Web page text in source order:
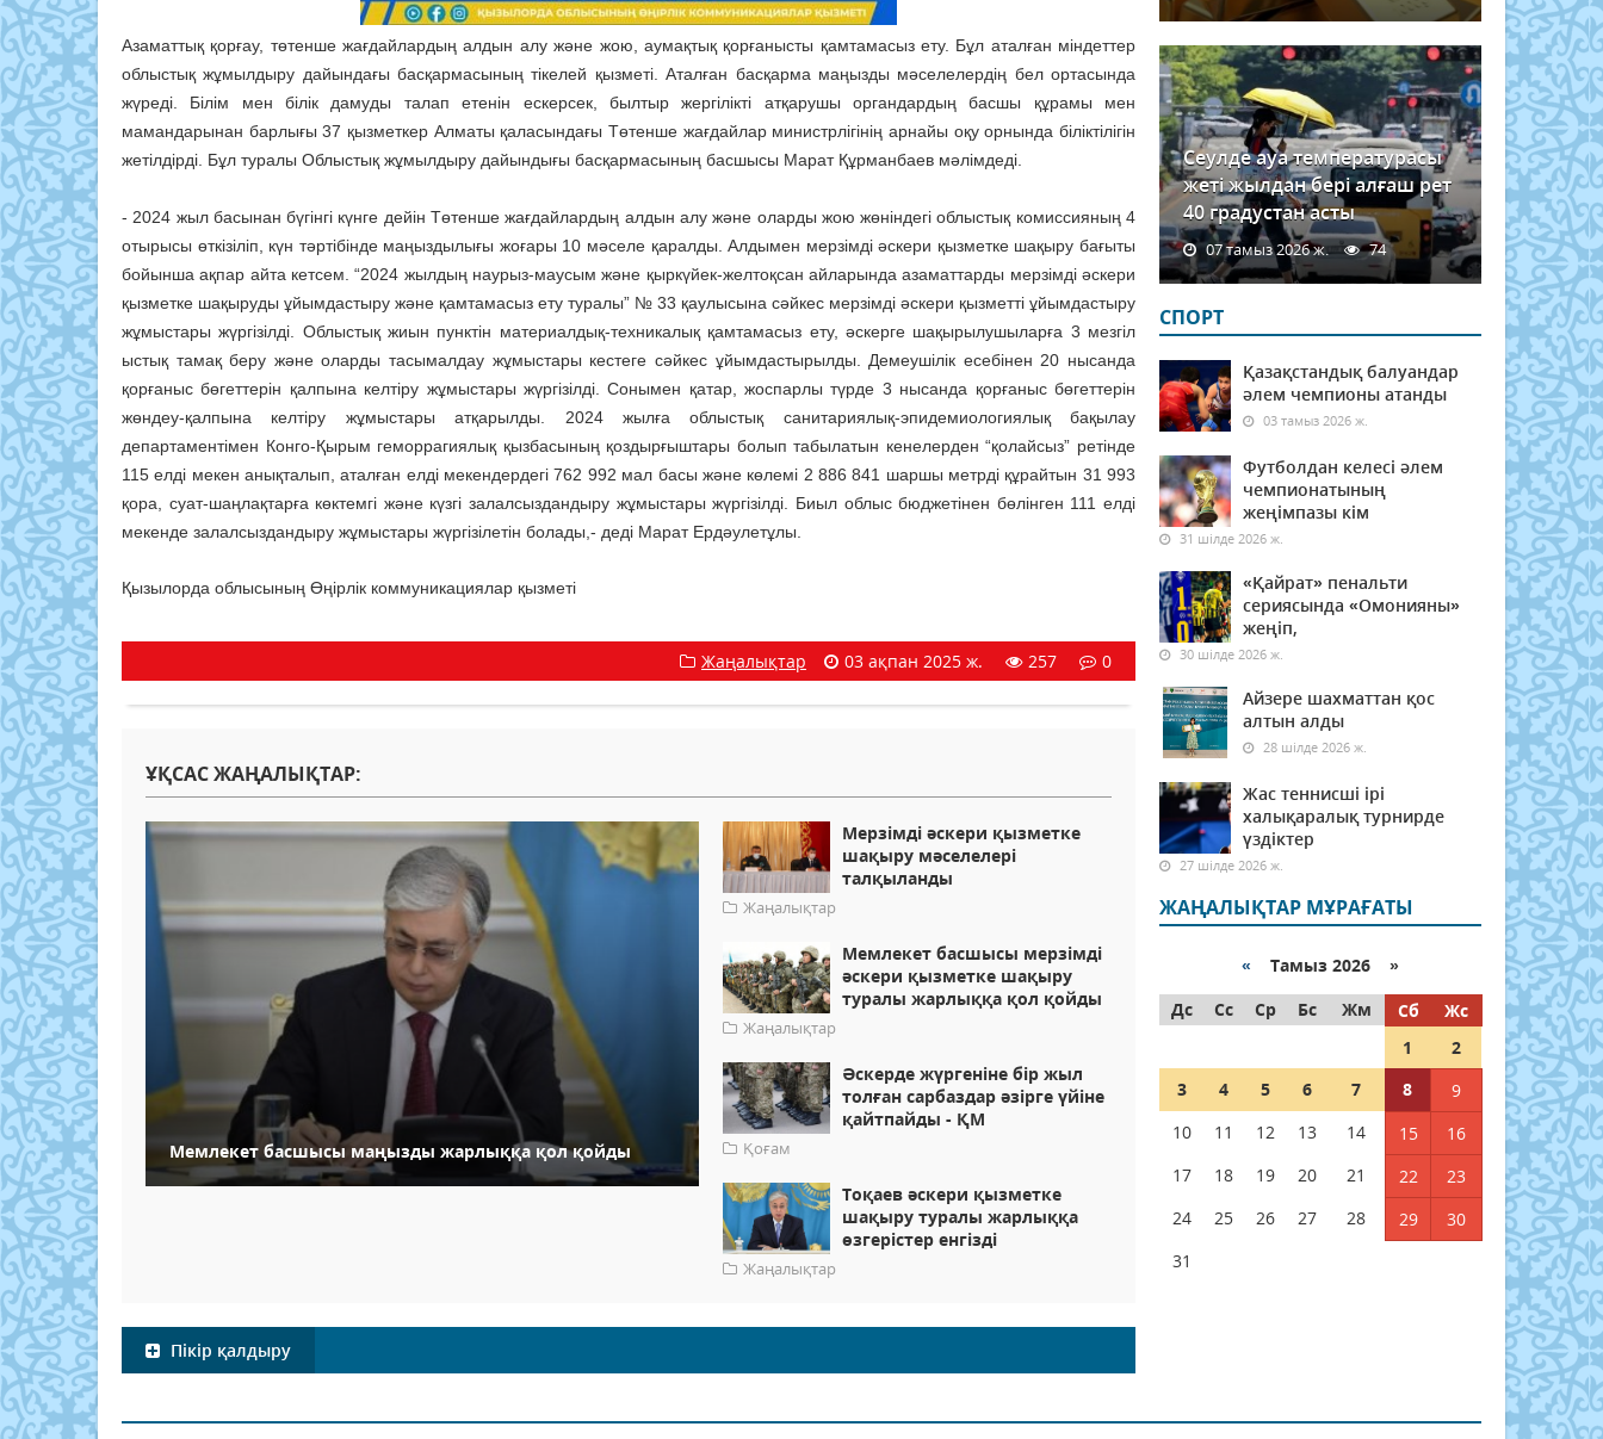
Азаматтық қорғау, төтенше жағдайлардың алдын алу және жою, аумақтық қорғанысты қамтамасыз ету. Бұл аталған міндеттер
облыстық жұмылдыру дайындағы басқармасының тікелей қызметі. Аталған басқарма маңызды мәселелердің бел ортасында
жүреді. Білім мен білік дамуды талап етенін ескерсек, былтыр жергілікті атқарушы органдардың басшы құрамы мен
мамандарынан барлығы 37 қызметкер Алматы қаласындағы Төтенше жағдайлар министрлігінің арнайы оқу орнында біліктілігін
жетілдірді. Бұл туралы Облыстық жұмылдыру дайындығы басқармасының басшысы Марат Құрманбаев мәлімдеді.
- 2024 жыл басынан бүгінгі күнге дейін Төтенше жағдайлардың алдын алу және оларды жою жөніндегі облыстық комиссияның 4
отырысы өткізіліп, күн тәртібінде маңыздылығы жоғары 10 мәселе қаралды. Алдымен мерзімді әскери қызметке шақыру бағыты
бойынша ақпар айта кетсем. “2024 жылдың наурыз-маусым және қыркүйек-желтоқсан айларында азаматтарды мерзімді әскери
қызметке шақыруды ұйымдастыру және қамтамасыз ету туралы” № 33 қаулысына сәйкес мерзімді әскери қызметті ұйымдастыру
жұмыстары жүргізілді. Облыстық жиын пунктін материалдық-техникалық қамтамасыз ету, әскерге шақырылушыларға 3 мезгіл
ыстық тамақ беру және оларды тасымалдау жұмыстары кестеге сәйкес ұйымдастырылды. Демеушілік есебінен 20 нысанда
қорғаныс бөгеттерін қалпына келтіру жұмыстары жүргізілді. Сонымен қатар, жоспарлы түрде 3 нысанда қорғаныс бөгеттерін
жөндеу-қалпына келтіру жұмыстары атқарылды. 2024 жылға облыстық санитариялық-эпидемиологиялық бақылау
департаментімен Конго-Қырым геморрагиялық қызбасының қоздырғыштары болып табылатын кенелерден “қолайсыз” ретінде
115 елді мекен анықталып, аталған елді мекендердегі 762 992 мал басы және көлемі 2 886 841 шаршы метрді құрайтын 31 993
қора, суат-шаңлақтарға көктемгі және күзгі залалсыздандыру жұмыстары жүргізілді. Биыл облыс бюджетінен бөлінген 111 елді
мекенде залалсыздандыру жұмыстары жүргізілетін болады,- деді Марат Ердәулетұлы.
Қызылорда облысының Өңірлік коммуникациялар қызметі
Жаңалықтар 03 ақпан 2025 ж. 257 0
ҰҚСАС ЖАҢАЛЫҚТАР:
Мемлекет басшысы маңызды жарлыққа қол қойды
Мерзімді әскери қызметке
шақыру мәселелері
талқыланды
Жаңалықтар
Мемлекет басшысы мерзімді
әскери қызметке шақыру
туралы жарлыққа қол қойды
Жаңалықтар
Әскерде жүргеніне бір жыл
толған сарбаздар әзірге үйіне
қайтпайды - ҚМ
Қоғам
Тоқаев әскери қызметке
шақыру туралы жарлыққа
өзгерістер енгізді
Жаңалықтар
Пікір қалдыру
Сеулде ауа температурасы
жеті жылдан бері алғаш рет
40 градустан асты
07 тамыз 2026 ж. 74
СПОРТ
Қазақстандық балуандар
әлем чемпионы атанды
03 тамыз 2026 ж.
Футболдан келесі әлем
чемпионатының
жеңімпазы кім
31 шілде 2026 ж.
«Қайрат» пенальти
сериясында «Омонияны»
жеңіп,
30 шілде 2026 ж.
Айзере шахматтан қос
алтын алды
28 шілде 2026 ж.
Жас теннисші ірі
халықаралық турнирде
үздіктер
27 шілде 2026 ж.
ЖАҢАЛЫҚТАР МҰРАҒАТЫ
« Тамыз 2026 »
Дс
Сс Ср Бс Жм Сб
Жс
1
2
3
4 5 6 7 8
9
10
11 12 13 14 15
16
17
18 19 20 21 22
23
24
25 26 27 28 29
30
31